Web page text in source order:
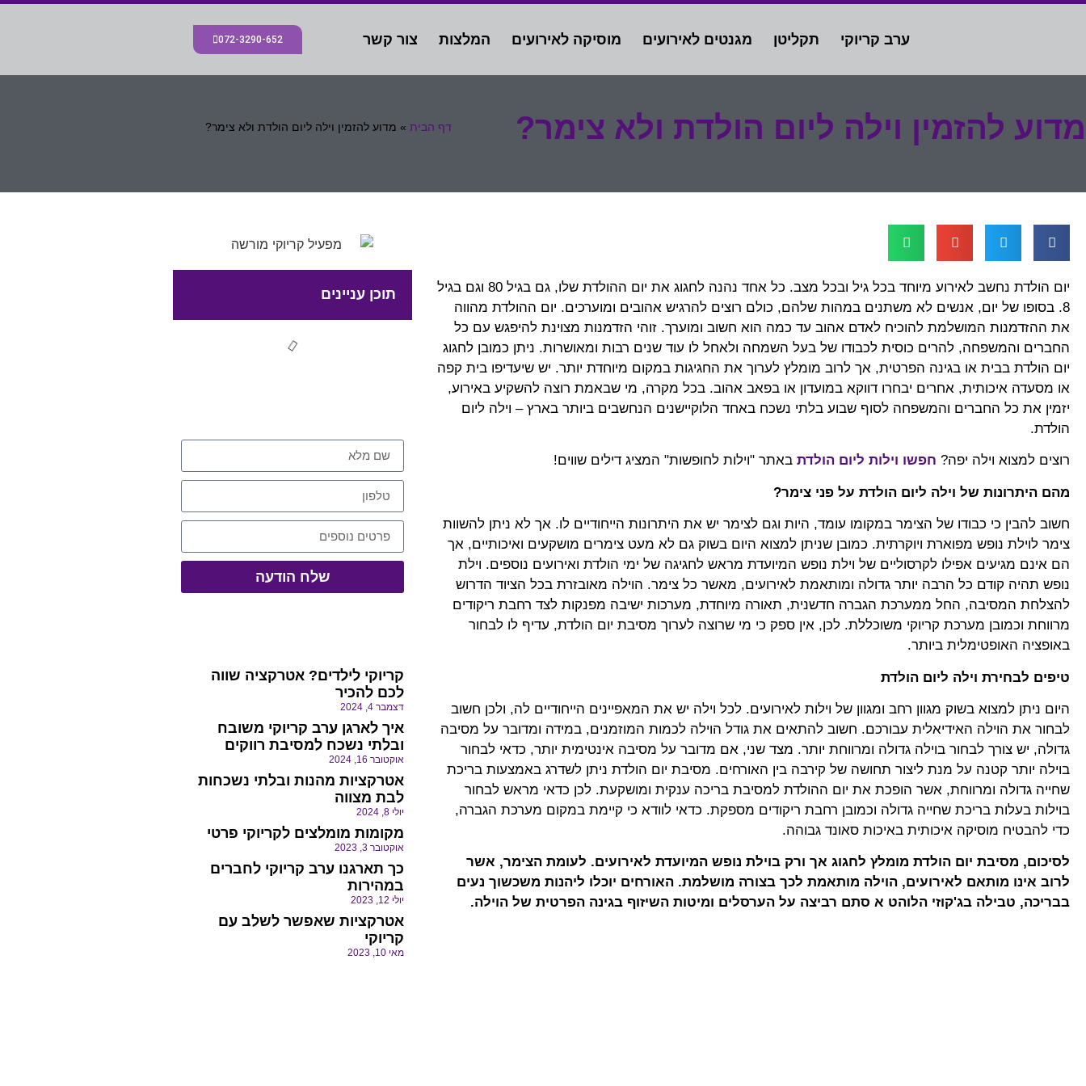
ערב קריוקי תקליטן מגנטים לאירועים מוסיקה לאירועים המלצות צור קשר 072-3290-652
מדוע להזמין וילה ליום הולדת ולא צימר? דף הבית » מדוע להזמין וילה ליום הולדת ולא צימר?
יום הולדת נחשב לאירוע מיוחד בכל גיל ובכל מצב. כל אחד נהנה לחגוג את יום ההולדת שלו, גם בגיל 80 וגם בגיל
8. בסופו של יום, אנשים לא משתנים במהות שלהם, כולם רוצים להרגיש אהובים ומוערכים. יום ההולדת מהווה
את ההזדמנות המושלמת להוכיח לאדם אהוב עד כמה הוא חשוב ומוערך. זוהי הזדמנות מצוינת להיפגש עם כל
החברים והמשפחה, להרים כוסית לכבודו של בעל השמחה ולאחל לו עוד שנים רבות ומאושרות. ניתן כמובן לחגוג
יום הולדת בבית או בגינה הפרטית, אך לרוב מומלץ לערוך את החגיגות במקום מיוחדת יותר. יש שיעדיפו בית קפה
או מסעדה איכותית, אחרים יבחרו דווקא במועדון או בפאב אהוב. בכל מקרה, מי שבאמת רוצה להשקיע באירוע,
יזמין את כל החברים והמשפחה לסוף שבוע בלתי נשכח באחד הלוקיישנים הנחשבים ביותר בארץ – וילה ליום
הולדת.
רוצים למצוא וילה יפה? חפשו וילות ליום הולדת באתר "וילות לחופשות" המציג דילים שווים!
מהם היתרונות של וילה ליום הולדת על פני צימר?
חשוב להבין כי כבודו של הצימר במקומו עומד, היות וגם לצימר יש את היתרונות הייחודיים לו. אך לא ניתן להשוות
צימר לוילת נופש מפוארת ויוקרתית. כמובן שניתן למצוא היום בשוק גם לא מעט צימרים מושקעים ואיכותיים, אך
הם אינם מגיעים אפילו לקרסוליים של וילת נופש המיועדת מראש לחגיגה של ימי הולדת ואירועים נוספים. וילת
נופש תהיה קודם כל הרבה יותר גדולה ומותאמת לאירועים, מאשר כל צימר. הוילה מאובזרת בכל הציוד הדרוש
להצלחת המסיבה, החל ממערכת הגברה חדשנית, תאורה מיוחדת, מערכות ישיבה מפנקות לצד רחבת ריקודים
מרווחת וכמובן מערכת קריוקי משוכללת. לכן, אין ספק כי מי שרוצה לערוך מסיבת יום הולדת, עדיף לו לבחור
באופציה האופטימלית ביותר.
טיפים לבחירת וילה ליום הולדת
היום ניתן למצוא בשוק מגוון רחב ומגוון של וילות לאירועים. לכל וילה יש את המאפיינים הייחודיים לה, ולכן חשוב
לבחור את הוילה האידיאלית עבורכם. חשוב להתאים את גודל הוילה לכמות המוזמנים, במידה ומדובר על מסיבה
גדולה, יש צורך לבחור בוילה גדולה ומרווחת יותר. מצד שני, אם מדובר על מסיבה אינטימית יותר, כדאי לבחור
בוילה יותר קטנה על מנת ליצור תחושה של קירבה בין האורחים. מסיבת יום הולדת ניתן לשדרג באמצעות בריכת
שחייה גדולה ומרווחת, אשר הופכת את יום ההולדת למסיבת בריכה ענקית ומושקעת. לכן כדאי מראש לבחור
בוילות בעלות בריכת שחייה גדולה וכמובן רחבת ריקודים מספקת. כדאי לוודא כי קיימת במקום מערכת הגברה,
כדי להבטיח מוסיקה איכותית באיכות סאונד גבוהה.
לסיכום, מסיבת יום הולדת מומלץ לחגוג אך ורק בוילת נופש המיועדת לאירועים. לעומת הצימר, אשר
לרוב אינו מותאם לאירועים, הוילה מותאמת לכך בצורה מושלמת. האורחים יוכלו ליהנות משכשוך נעים
בבריכה, טבילה בג'קוזי הלוהט א סתם רביצה על הערסלים ומיטות השיזוף בגינה הפרטית של הוילה.
תוכן עניינים
שלח הודעה
קריוקי לילדים? אטרקציה שווה
לכם להכיר
דצמבר 4, 2024
איך לארגן ערב קריוקי משובח
ובלתי נשכח למסיבת רווקים
אוקטובר 16, 2024
אטרקציות מהנות ובלתי נשכחות
לבת מצווה
יולי 8, 2024
מקומות מומלצים לקריוקי פרטי
אוקטובר 3, 2023
כך תארגנו ערב קריוקי לחברים
במהירות
יולי 12, 2023
אטרקציות שאפשר לשלב עם
קריוקי
מאי 10, 2023